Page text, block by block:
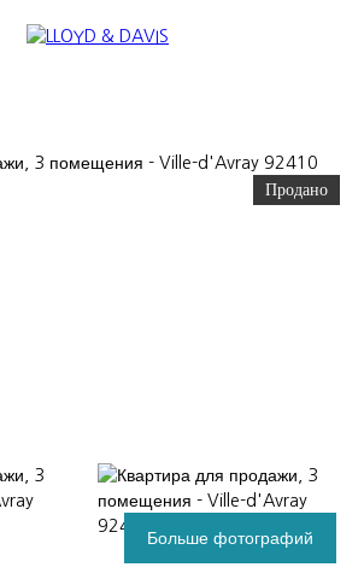
Продано
Больше фотографий